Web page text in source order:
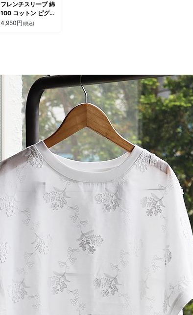
フレンチスリーブ 綿
100 コットン ピグ
メント タフ 褪せ色
4,950円(税込)